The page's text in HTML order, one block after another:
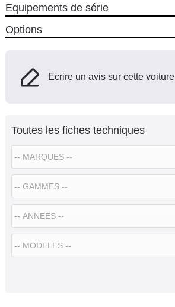
Equipements de série
Options
Ecrire un avis sur cette voiture
Toutes les fiches techniques